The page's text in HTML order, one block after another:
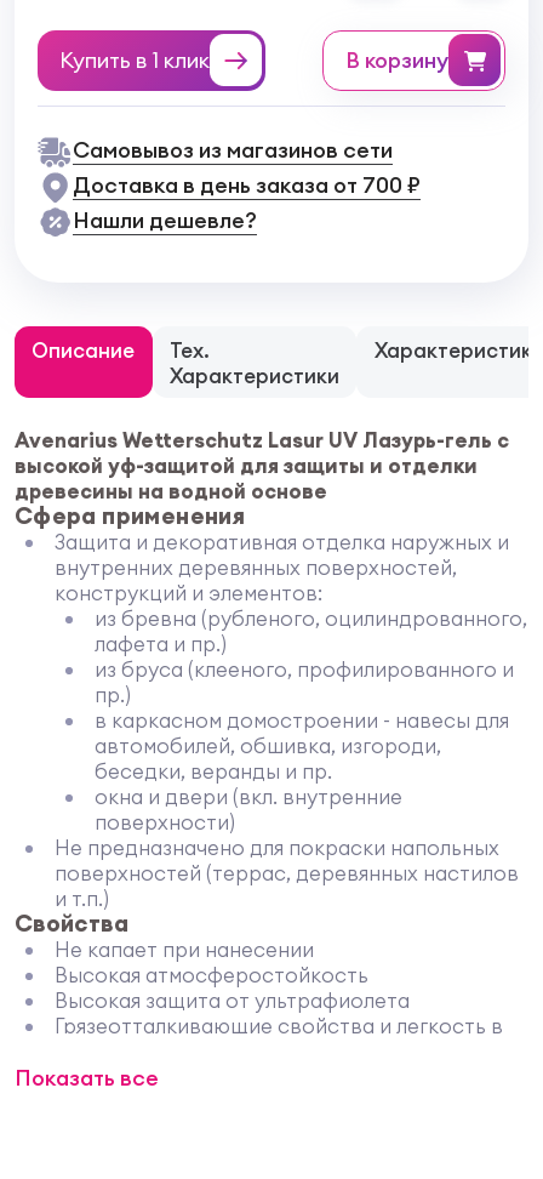
Купить в 1 клик в корзину
Самовывоз из магазинов сети
Доставка в день заказа от 700 ₽
Нашли дешевле?
Описание
Тех.
Характеристики
Характеристики
Avenarius Wetterschutz Lasur UV Лазурь-гель с
высокой уф-защитой для защиты и отделки
древесины на водной основе
Сфера применения
Защита и декоративная отделка наружных и
внутренних деревянных поверхностей,
конструкций и элементов:
из бревна (рубленого, оцилиндрованного,
лафета и пр.)
из бруса (клееного, профилированного и
пр.)
в каркасном домостроении - навесы для
автомобилей, обшивка, изгороди,
беседки, веранды и пр.
окна и двери (вкл. внутренние
поверхности)
Не предназначено для покраски напольных
поверхностей (террас, деревянных настилов
и т.п.)
Свойства
Не капает при нанесении
Высокая атмосферостойкость
Высокая защита от ультрафиолета
Грязеотталкивающие свойства и легкость в
Хорошая растекаемость
Показать все